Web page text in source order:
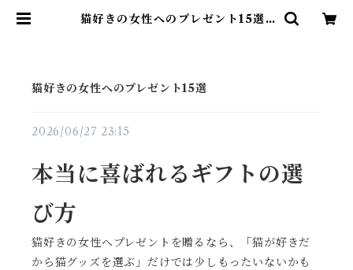
猫好きの女性へのプレゼント15選 |
猫好きの女性へのプレゼント15選
2026/06/27 23:15
本当に喜ばれるギフトの選
び方
猫好きの女性へプレゼントを贈るなら、「猫が好きだ
から猫グッズを選ぶ」だけでは少しもったいないかも